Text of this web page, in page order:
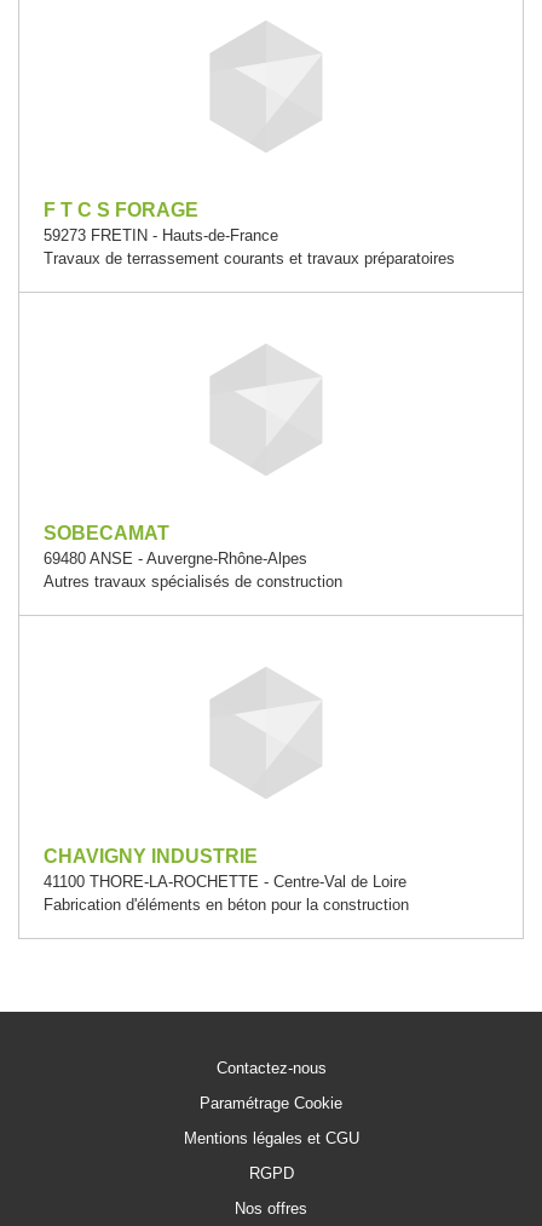
F T C S FORAGE
59273 FRETIN - Hauts-de-France
Travaux de terrassement courants et travaux préparatoires
SOBECAMAT
69480 ANSE - Auvergne-Rhône-Alpes
Autres travaux spécialisés de construction
CHAVIGNY INDUSTRIE
41100 THORE-LA-ROCHETTE - Centre-Val de Loire
Fabrication d'éléments en béton pour la construction
Contactez-nous
Paramétrage Cookie
Mentions légales et CGU
RGPD
Nos offres